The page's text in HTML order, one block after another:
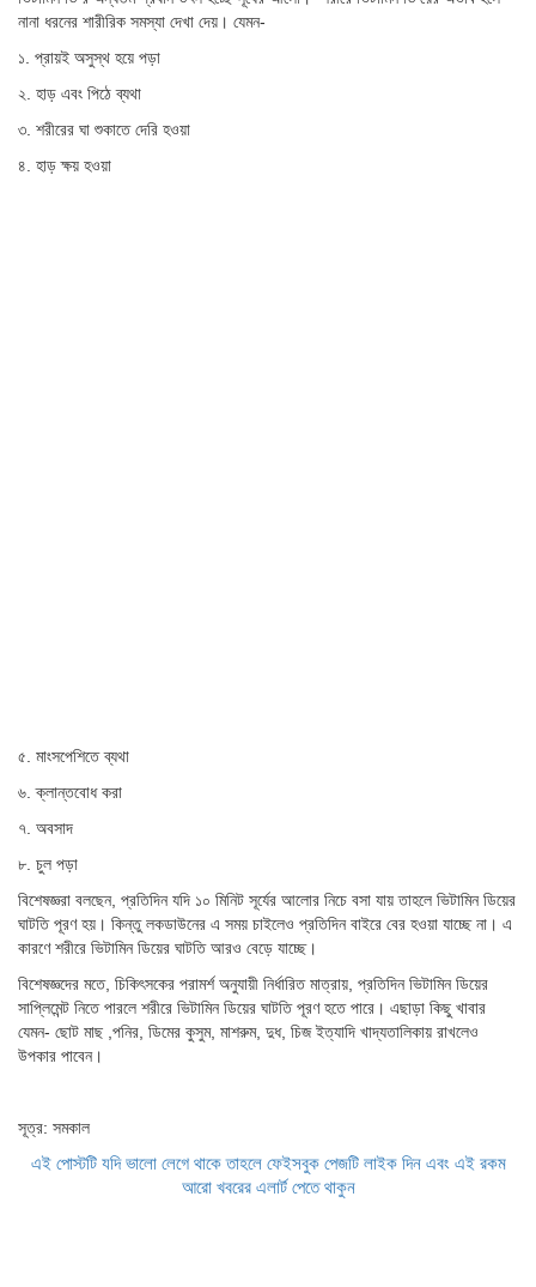
নানা ধরনের শারীরিক সমস্যা দেখা দেয়। যেমন-
১. প্রায়ই অসুস্থ হয়ে পড়া
২. হাড় এবং পিঠে ব্যথা
৩. শরীরের ঘা শুকাতে দেরি হওয়া
৪. হাড় ক্ষয় হওয়া
৫. মাংসপেশিতে ব্যথা
৬. ক্লান্তবোধ করা
৭. অবসাদ
৮. চুল পড়া
বিশেষজ্ঞরা বলছেন, প্রতিদিন যদি ১০ মিনিট সূর্যের আলোর নিচে বসা যায় তাহলে ভিটামিন ডিয়ের
ঘাটতি পূরণ হয়। কিন্তু লকডাউনের এ সময় চাইলেও প্রতিদিন বাইরে বের হওয়া যাচ্ছে না। এ
কারণে শরীরে ভিটামিন ডিয়ের ঘাটতি আরও বেড়ে যাচ্ছে।
বিশেষজ্ঞদের মতে, চিকিৎসকের পরামর্শ অনুযায়ী নির্ধারিত মাত্রায়, প্রতিদিন ভিটামিন ডিয়ের
সাপ্লিমেন্ট নিতে পারলে শরীরে ভিটামিন ডিয়ের ঘাটতি পূরণ হতে পারে। এছাড়া কিছু খাবার
যেমন- ছোট মাছ ,পনির, ডিমের কুসুম, মাশরুম, দুধ, চিজ ইত্যাদি খাদ্যতালিকায় রাখলেও
উপকার পাবেন।
সূত্র: সমকাল
এই পোস্টটি যদি ভালো লেগে থাকে তাহলে ফেইসবুক পেজটি লাইক দিন এবং এই রকম
আরো খবরের এলার্ট পেতে থাকুন